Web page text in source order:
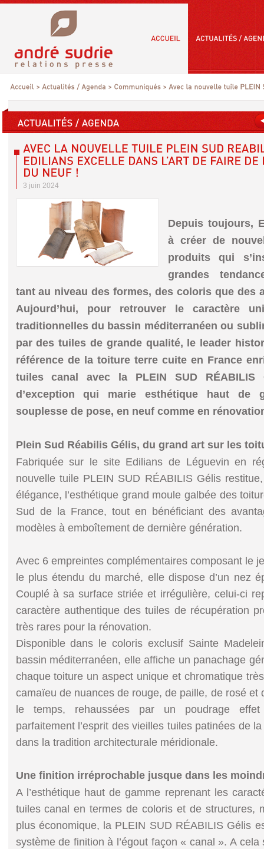
3 juin 2024
Depuis toujours,
à créer de
produits qui
grandes
tant au niveau des formes, des coloris que des
Aujourd’hui, pour retrouver le caractère
traditionnelles du bassin méditerranéen ou
par des tuiles de grande qualité, le leader
référence de la toiture terre cuite en France
tuiles canal avec la PLEIN SUD RÉABILIS
d’exception qui marie esthétique haut de
souplesse de pose, en neuf comme en
Plein Sud Réabilis Gélis, du grand art sur les
Fabriquée sur le site Edilians de Léguevin en
nouvelle tuile PLEIN SUD RÉABILIS Gélis
élégance, l’esthétique grand moule galbée des
Sud de la France, tout en bénéficiant des
modèles à emboîtement de dernière génération.
Avec 6 empreintes complémentaires composant le
le plus étendu du marché, elle dispose d’un nez
Couplé à sa surface striée et irrégulière, celui-ci
caractère authentique des tuiles de récupération
très rares pour la rénovation.
Disponible dans le coloris exclusif Sainte
bassin méditerranéen, elle affiche un panachage
chaque toiture un aspect unique et chromatique
camaïeu de nuances de rouge, de paille, de rosé et
le temps, rehaussées par un poudrage
parfaitement l’esprit des vieilles tuiles patinées de
dans la tradition architecturale méridionale.
Une finition irréprochable jusque dans les
A l’esthétique haut de gamme reprenant les
tuiles canal en termes de coloris et de structures,
plus économique, la PLEIN SUD RÉABILIS Gélis
système de finition à l’égout façon « canal ». A cela